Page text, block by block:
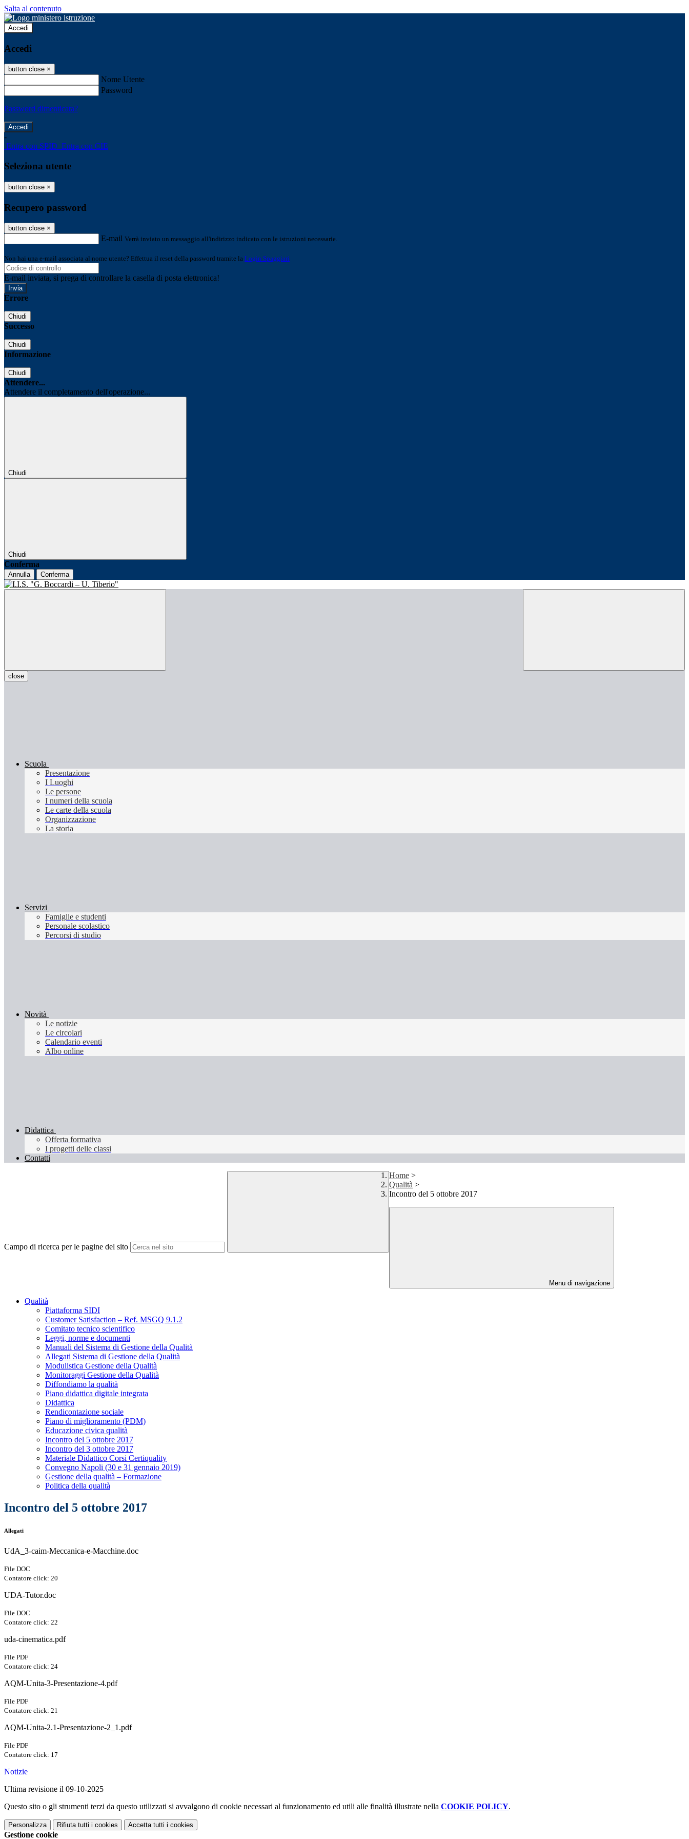
Salta al contenuto
Accedi
Accedi
button close ×
Nome Utente
Password
Password dimenticata?
-
Entra con SPID Entra con CIE
Seleziona utente
button close ×
Recupero password
button close ×
E-mail Verrà inviato un messaggio all'indirizzo indicato con le istruzioni necessarie.
Non hai una e-mail associata al nome utente? Effettua il reset della password tramite la Login Spaggiari
E-mail inviata, si prega di controllare la casella di posta elettronica!
Errore
Chiudi
Successo
Chiudi
Informazione
Chiudi
Attendere...
Attendere il completamento dell'operazione...
Chiudi
Chiudi
Conferma
Annulla Conferma
close
Scuola
Presentazione
I Luoghi
Le persone
I numeri della scuola
Le carte della scuola
Organizzazione
La storia
Servizi
Famiglie e studenti
Personale scolastico
Percorsi di studio
Novità
Le notizie
Le circolari
Calendario eventi
Albo online
Didattica
Offerta formativa
I progetti delle classi
Contatti
Campo di ricerca per le pagine del sito
Home >
Qualità >
Incontro del 5 ottobre 2017
Menu di navigazione
Qualità
Piattaforma SIDI
Customer Satisfaction – Ref. MSGQ 9.1.2
Comitato tecnico scientifico
Leggi, norme e documenti
Manuali del Sistema di Gestione della Qualità
Allegati Sistema di Gestione della Qualità
Modulistica Gestione della Qualità
Monitoraggi Gestione della Qualità
Diffondiamo la qualità
Piano didattica digitale integrata
Didattica
Rendicontazione sociale
Piano di miglioramento (PDM)
Educazione civica qualità
Incontro del 5 ottobre 2017
Incontro del 3 ottobre 2017
Materiale Didattico Corsi Certiquality
Convegno Napoli (30 e 31 gennaio 2019)
Gestione della qualità – Formazione
Politica della qualità
Incontro del 5 ottobre 2017
Allegati
UdA_3-caim-Meccanica-e-Macchine.doc
File DOC
Contatore click: 20
UDA-Tutor.doc
File DOC
Contatore click: 22
uda-cinematica.pdf
File PDF
Contatore click: 24
AQM-Unita-3-Presentazione-4.pdf
File PDF
Contatore click: 21
AQM-Unita-2.1-Presentazione-2_1.pdf
File PDF
Contatore click: 17
Notizie
Ultima revisione il 09-10-2025
Questo sito o gli strumenti terzi da questo utilizzati si avvalgono di cookie necessari al funzionamento ed utili alle finalità illustrate nella COOKIE POLICY.
Personalizza Rifiuta tutti i cookies Accetta tutti i cookies
Gestione cookie